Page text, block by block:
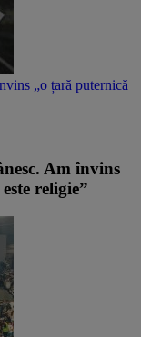
„o țară puternică
Am învins
religie”